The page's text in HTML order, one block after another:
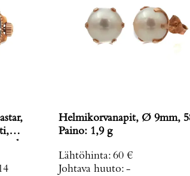
Helmikorvanapit, Ø 9mm,
Paino: 1,9 g
Lähtöhinta: 60 €
Johtava huuto: -